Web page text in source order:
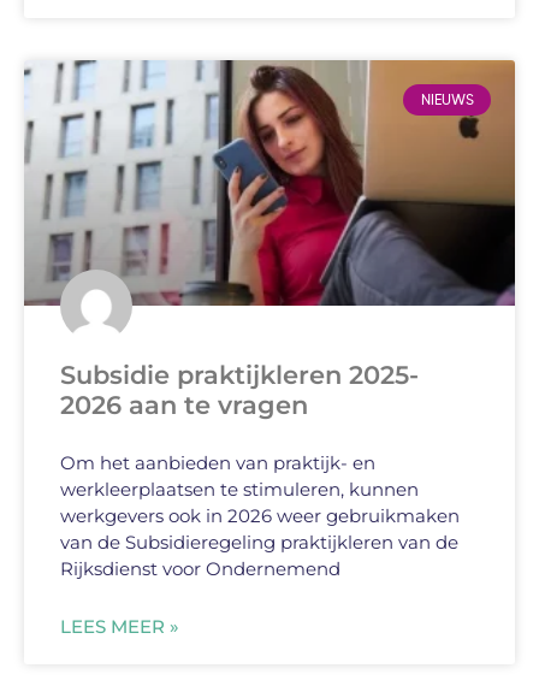
NIEUWS
Subsidie praktijkleren 2025-
2026 aan te vragen
Om het aanbieden van praktijk- en
werkleerplaatsen te stimuleren, kunnen
werkgevers ook in 2026 weer gebruikmaken
van de Subsidieregeling praktijkleren van de
Rijksdienst voor Ondernemend
LEES MEER »